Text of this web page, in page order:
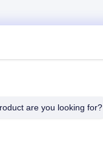
are you looking for?